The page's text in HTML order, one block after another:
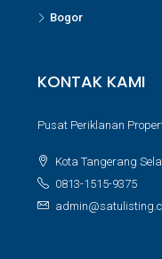
Bogor
KONTAK KAMI
Pusat Periklanan
Kota Tangerang
0813-1515-9375